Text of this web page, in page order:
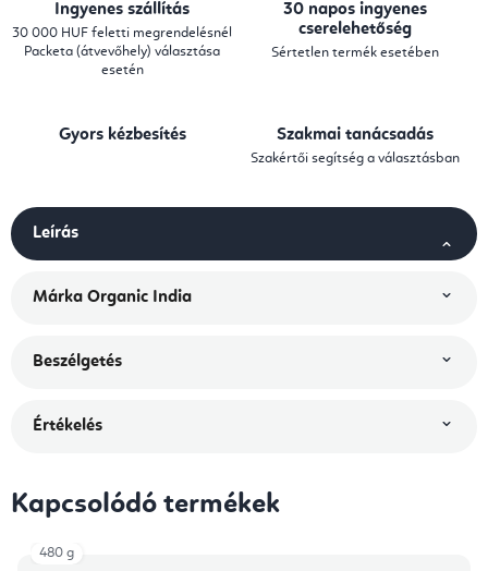
Ingyenes szállítás
30 000 HUF feletti megrendelésnél
Packeta (átvevőhely) választása
esetén
30 napos ingyenes
cserelehetőség
Sértetlen termék esetében
Gyors kézbesítés Szakmai tanácsadás
Szakértői segítség a választásban
Leírás
Márka Organic India
Beszélgetés
Értékelés
Kapcsolódó termékek
480 g